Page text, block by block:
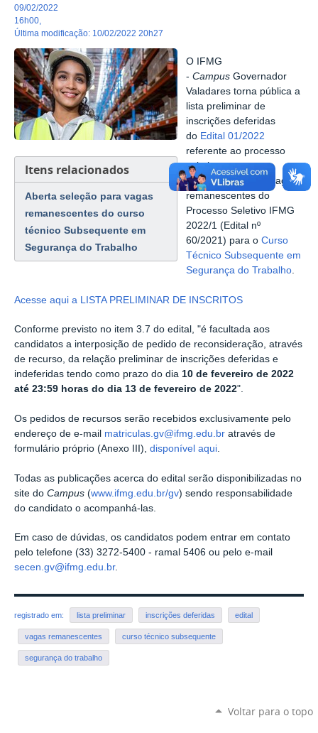
09/02/2022
16h00
última modificação: 10/02/2022 20h27
Itens relacionados
Aberta seleção para vagas
remanescentes do curso
técnico Subsequente em
Segurança do Trabalho
O IFMG
-Campus Governador
Valadares torna pública a
lista preliminar de
inscrições deferidas
do Edital 01/2022
referente ao processo
seletivo para
preenchimento de vagas
remanescentes do
Processo Seletivo IFMG
2022/1 (Edital nº
60/2021) para oCurso
Técnico Subsequente em
Segurança do Trabalho.
Acesse aqui a LISTA PRELIMINAR DE INSCRITOS
Conforme previsto no item 3.7 do edital, "é facultada aos
candidatos a interposição de pedido de reconsideração, através
de recurso, da relação preliminar de inscrições deferidas e
indeferidas tendo como prazo do dia 10 de fevereiro de 2022
até 23:59 horas do dia 13 de fevereiro de 2022".
Os pedidos de recursos serão recebidos exclusivamente pelo
endereço de e-mail matriculas.gv@ifmg.edu.br através de
formulário próprio (Anexo III), disponível aqui.
Todas as publicações acerca do edital serão disponibilizadas no
site do Campus (www.ifmg.edu.br/gv) sendo responsabilidade
do candidato o acompanhá-las.
Em caso de dúvidas, os candidatos podem entrar em contato
pelo telefone (33) 3272-5400 - ramal 5406 ou pelo e-mail
secen.gv@ifmg.edu.br.
registrado em: lista preliminar inscrições deferidas edital
vagas remanescentes curso técnico subsequente
segurança do trabalho
Voltar para o topo